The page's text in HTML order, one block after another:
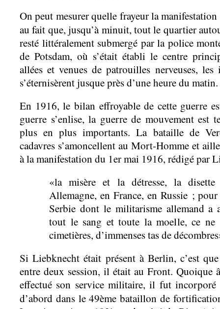
On peut mesurer quelle frayeur la
au fait que, jusqu’à minuit, tout le quartier
resté littéralement submergé par la police
de Potsdam, où s’était établi le centre
allées et venues de patrouilles nerveuses,
s’éternisèrent jusque près d’une heure du matin.
En 1916, le bilan effroyable de cette guerre
guerre s’enlise, la guerre de mouvement est
plus en plus importants. La bataille de
cadavres s’amoncellent au Mort-Homme et
à la manifestation du 1er mai 1916, rédigé par
«la misère et la détresse, la
Allemagne, en France, en Russie ;
Serbie dont le militarisme allemand a
tout le sang et toute la moelle, ce ne
cimetières, d’immenses tas de
Si Liebknecht était présent à Berlin, c’est
entre deux session, il était au Front. Quoique
effectué son service militaire, il fut
d’abord dans le 49ème bataillon de